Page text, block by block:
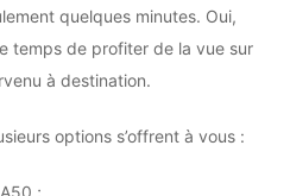
quelques minutes. Oui,
temps de profiter de la vue sur
à destination.
options s’offrent à vous :
;